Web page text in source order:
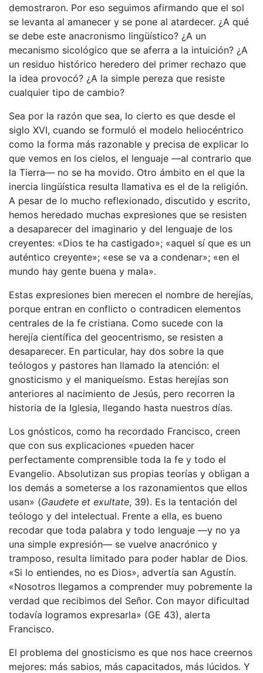
demostraron. Por eso seguimos afirmando que el sol
se levanta al amanecer y se pone al atardecer. ¿A qué
se debe este anacronismo lingüístico? ¿A un
mecanismo sicológico que se aferra a la intuición? ¿A
un residuo histórico heredero del primer rechazo que
la idea provocó? ¿A la simple pereza que resiste
cualquier tipo de cambio?
Sea por la razón que sea, lo cierto es que desde el
siglo XVI, cuando se formuló el modelo heliocéntrico
como la forma más razonable y precisa de explicar lo
que vemos en los cielos, el lenguaje —al contrario que
la Tierra— no se ha movido. Otro ámbito en el que la
inercia lingüística resulta llamativa es el de la religión.
A pesar de lo mucho reflexionado, discutido y escrito,
hemos heredado muchas expresiones que se resisten
a desaparecer del imaginario y del lenguaje de los
creyentes: «Dios te ha castigado»; «aquel sí que es un
auténtico creyente»; «ese se va a condenar»; «en el
mundo hay gente buena y mala».
Estas expresiones bien merecen el nombre de herejías,
porque entran en conflicto o contradicen elementos
centrales de la fe cristiana. Como sucede con la
herejía científica del geocentrismo, se resisten a
desaparecer. En particular, hay dos sobre la que
teólogos y pastores han llamado la atención: el
gnosticismo y el maniqueísmo. Estas herejías son
anteriores al nacimiento de Jesús, pero recorren la
historia de la Iglesia, llegando hasta nuestros días.
Los gnósticos, como ha recordado Francisco, creen
que con sus explicaciones «pueden hacer
perfectamente comprensible toda la fe y todo el
Evangelio. Absolutizan sus propias teorías y obligan a
los demás a someterse a los razonamientos que ellos
usan» (Gaudete et exultate, 39). Es la tentación del
teólogo y del intelectual. Frente a ella, es bueno
recodar que toda palabra y todo lenguaje —y no ya
una simple expresión— se vuelve anacrónico y
tramposo, resulta limitado para poder hablar de Dios.
«Si lo entiendes, no es Dios», advertía san Agustín.
«Nosotros llegamos a comprender muy pobremente la
verdad que recibimos del Señor. Con mayor dificultad
todavía logramos expresarla» (GE 43), alerta
Francisco.
El problema del gnosticismo es que nos hace creernos
mejores: más sabios, más capacitados, más lúcidos. Y